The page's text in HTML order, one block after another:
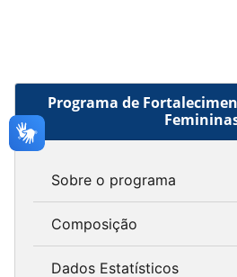
Programa de
Sobre o programa
Composição
Dados Estatísticos